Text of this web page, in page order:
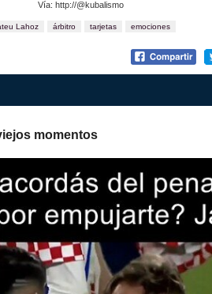
Vía: http://@kubalismo
Lahoz árbitro tarjetas emociones
momentos